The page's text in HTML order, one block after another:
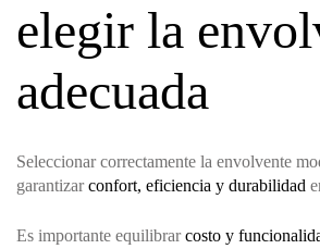
elegir la
adecuada
Seleccionar correctamente la envolvente
garantizarconfort, eficiencia y durabilidad
Es importante equilibrarcosto y